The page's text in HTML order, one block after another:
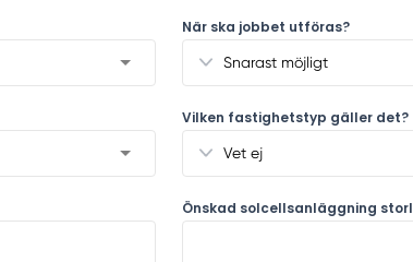
När ska jobbet utföras?
Vilken fastighetstyp gäller det?
Önskad solcellsanläggning